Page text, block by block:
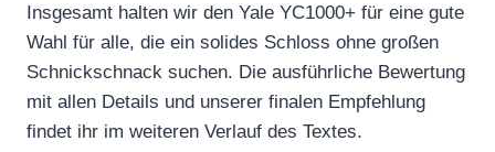
Insgesamt halten wir den Yale YC1000+ für eine gute
Wahl für alle, die ein solides Schloss ohne großen
Schnickschnack suchen. Die ausführliche Bewertung
mit allen Details und unserer finalen Empfehlung
findet ihr im weiteren Verlauf des Textes.